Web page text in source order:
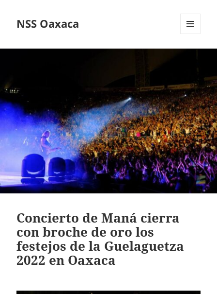
NSS Oaxaca
Concierto de Maná cierra
con broche de oro los
festejos de la Guelaguetza
2022 en Oaxaca